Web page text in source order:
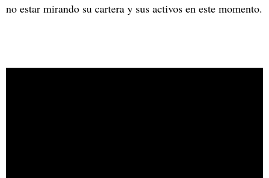
no estar mirando su cartera y sus activos en este momento.